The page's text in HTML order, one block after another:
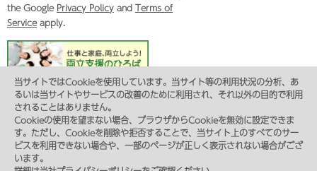
the Google Privacy Policy and Terms of
Serviceapply.
プライバシーポリシー コンプライアンス
サイトマップ
カスタマーハラスメントに対する基本方針
東京都サービス管理責任者・児童発達支援管理責任者 研修のお申し込み
特定商取引法に基づく表記
当サイトではCookieを使用しています。当サイト等の利用状況の分析、あ
るいは当サイトやサービスの改善のために利用され、それ以外の目的で利用
されることはありません。
Cookieの使用を望まない場合、ブラウザからCookieを無効に設定できま
す。ただし、Cookieを削除や拒否することで、当サイト上のすべてのサー
ビスを利用できない場合や、一部のページが正しく表示されない場合がござ
います。